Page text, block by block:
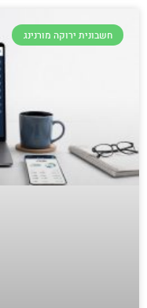
חשבונית ירוקה מורנינג